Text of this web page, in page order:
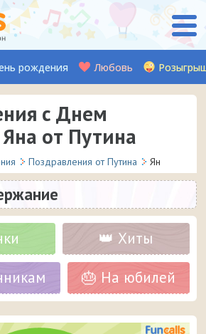
рождения Любовь
с Днем
от Путина
Поздравления от Путина Ян
👑 Хиты
🎂 На юбилей